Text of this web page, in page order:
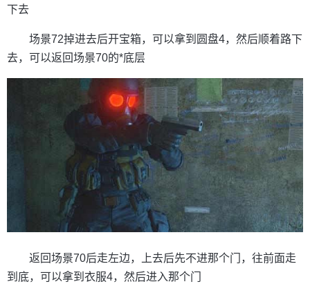
下去
场景72掉进去后开宝箱，可以拿到圆盘4，然后顺着路下
去，可以返回场景70的*底层
返回场景70后走左边，上去后先不进那个门，往前面走
到底，可以拿到衣服4，然后进入那个门